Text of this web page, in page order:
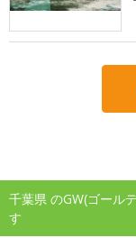
千葉県 のGW(ゴール
す